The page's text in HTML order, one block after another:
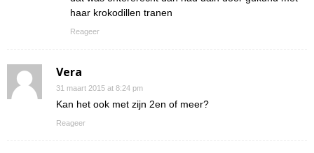
haar krokodillen tranen
Reageer
Vera
31 maart 2015 at 8:24 pm
Kan het ook met zijn 2en of meer?
Reageer